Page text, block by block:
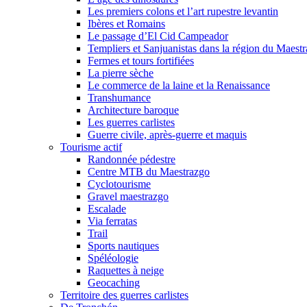
Les premiers colons et l’art rupestre levantin
Ibères et Romains
Le passage d’El Cid Campeador
Templiers et Sanjuanistas dans la région du
Fermes et tours fortifiées
La pierre sèche
Le commerce de la laine et la Renaissance
Transhumance
Architecture baroque
Les guerres carlistes
Guerre civile, après-guerre et maquis
Tourisme actif
Randonnée pédestre
Centre MTB du Maestrazgo
Cyclotourisme
Gravel maestrazgo
Escalade
Via ferratas
Trail
Sports nautiques
Spéléologie
Raquettes à neige
Geocaching
Territoire des guerres carlistes